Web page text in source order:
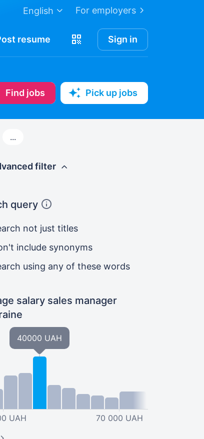
For employers
English
resume Sign in
Find jobs Pick up jobs
...
filter
query
not just titles
include synonyms
using any of these words
salary sales manager
UAH
40000 UAH
70 000 UAH